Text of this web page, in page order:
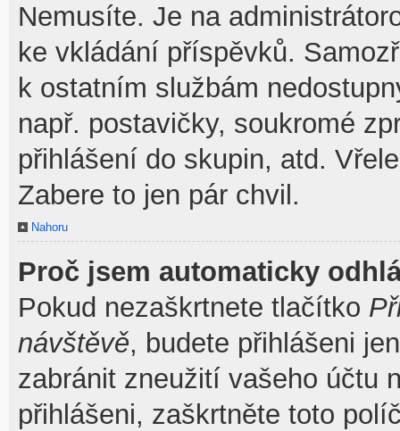
Nemusíte. Je na
ke vkládání příspěvků.
k ostatním službám
např. postavičky, soukromé
přihlášení do skupin, atd.
Zabere to jen pár chvil.
Nahoru
Proč jsem automaticky
Pokud nezaškrtnete tlačítko
návštěvě, budete přihlášeni
zabránit zneužití vašeho účtu
přihlášeni, zaškrtněte toto